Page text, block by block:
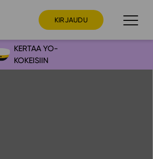
KIRJAUDU
KERTAA YO-
KOKEISIIN